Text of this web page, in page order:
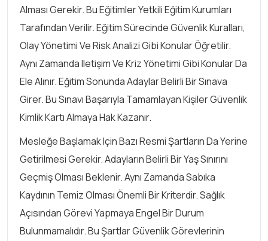
Alması Gerekir. Bu Eğitimler Yetkili Eğitim Kurumları
Tarafından Verilir. Eğitim Sürecinde Güvenlik Kuralları,
Olay Yönetimi Ve Risk Analizi Gibi Konular Öğretilir.
Aynı Zamanda Iletişim Ve Kriz Yönetimi Gibi Konular Da
Ele Alınır. Eğitim Sonunda Adaylar Belirli Bir Sınava
Girer. Bu Sınavı Başarıyla Tamamlayan Kişiler Güvenlik
Kimlik Kartı Almaya Hak Kazanır.
Mesleğe Başlamak Için Bazı Resmi Şartların Da Yerine
Getirilmesi Gerekir. Adayların Belirli Bir Yaş Sınırını
Geçmiş Olması Beklenir. Aynı Zamanda Sabıka
Kaydının Temiz Olması Önemli Bir Kriterdir. Sağlık
Açısından Görevi Yapmaya Engel Bir Durum
Bulunmamalıdır. Bu Şartlar Güvenlik Görevlerinin